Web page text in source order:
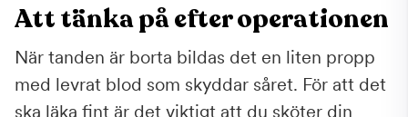
Att tänka på efter operationen
När tanden är borta bildas det en liten propp
med levrat blod som skyddar såret. För att det
ska läka fint är det viktigt att du sköter din